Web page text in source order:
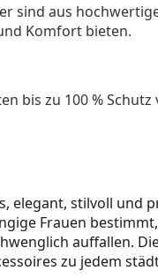
sind aus
Komfort bieten.
bis zu 100 %
elegant, stilvoll und
Frauen
auffallen.
zu jedem